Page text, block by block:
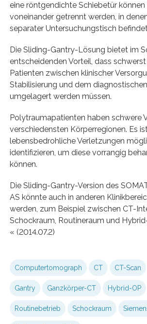
eine röntgendichte Schiebetür können
voneinander getrennt werden, in
separater Untersuchungstisch
Die Sliding-Gantry-Lösung bietet im
entscheidenden Vorteil, dass
Patienten zwischen klinischer
Stabilisierung und dem
umgelagert werden müssen.
Polytraumapatien­ten haben schwere
verschiedensten Körperregionen. Es
lebensbedrohliche Verletzungen
identifizieren, um diese vorrangig
können.
Die Sliding-Gantry-Version des
AS könnte auch in anderen
werden, zum Beispiel zwischen CT-
Schockraum, Routineraum und
« (2014.07.2)
Computertomograph CT CT-Scan
Gantry Ganzkörper-CT Hybrid-OP
Routinebetrieb Schockraum